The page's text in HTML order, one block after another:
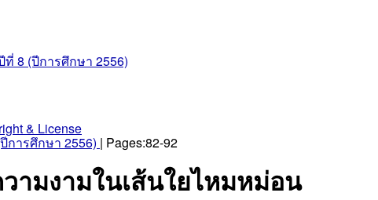
8 (ปีการศึกษา 2556)
& License
ารศึกษา 2556) | Pages:82-92
มงามในเส้นใยไหมหม่อน